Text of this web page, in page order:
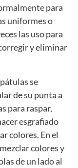
para
uniformes o
las uso para
y eliminar
se
de su punta a
para raspar,
esgrafiado
colores. En el
colores y
de un lado al